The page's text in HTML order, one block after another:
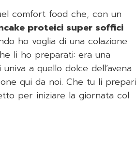
comfort food che, con un
proteici super soffici
ho voglia di una colazione
li ho preparati: era una
a quello dolce dell’avena
qui da noi. Che tu li prepari
per iniziare la giornata col